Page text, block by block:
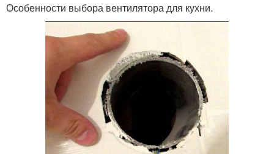
Особенности выбора вентилятора для кухни.